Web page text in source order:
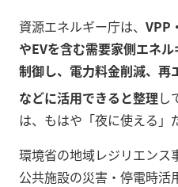
資源エネルギー庁は、 VPP
やEVを含む需要家側エネ
制御し、電力料金削減、再
などに活用できると整理し
は、もはや「夜に使える」
環境省の地域レジリエンス
公共施設の災害・停電時活